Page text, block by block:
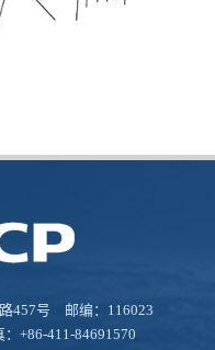
457号 邮编：116023
+86-411-84691570